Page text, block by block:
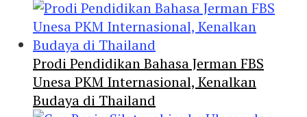
Prodi Pendidikan Bahasa Jerman FBS
Unesa PKM Internasional, Kenalkan
Budaya di Thailand